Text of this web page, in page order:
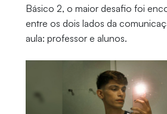
Básico 2, o maior desafio foi
entre os dois lados da
aula: professor e alunos.